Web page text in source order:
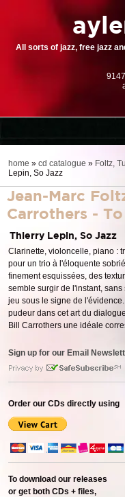
All sorts of jazz, free jazz
cd catalogue
dl series (download-
digital store
order | payment
resources
home » cd catalogue » Foltz,
Lepin, So Jazz
Jean-Marc
Carrothers -
Thierry Lepin, So Jazz
Clarinette, violoncelle, piano :
pour un trio à l'éloquente
finement esquissées, des
semble surgir de l'instant,
jeu sous le signe de
pudeur dans cet art du
Bill Carrothers une idéale
Sign up for our Email
Order our CDs directly using
To download our releases
or get both CDs + files,